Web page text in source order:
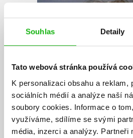
Souhlas Detaily
Tato webová stránka používá
K personalizaci obsahu a reklam,
sociálních médií a analýze naší
soubory cookies. Informace o
využíváme, sdílíme se svými
média, inzerci a analýzy. Partneři